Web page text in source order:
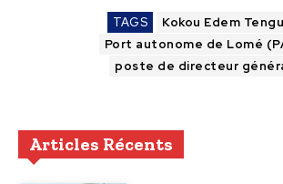
TAGS
Kokou Edem
Port autonome de Lomé
poste de directeur
Articles Récents